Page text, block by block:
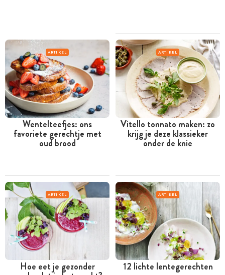
ARTIKEL
Wentelteefjes: ons
favoriete gerechtje met
oud brood
ARTIKEL
Vitello tonnato maken: zo
krijg je deze klassieker
onder de knie
ARTIKEL
Hoe eet je gezonder
ARTIKEL
12 lichte lentegerechten